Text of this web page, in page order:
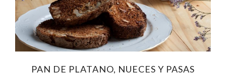
PAN DE PLATANO, NUECES Y PASAS